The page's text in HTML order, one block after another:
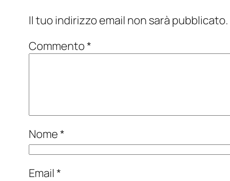
Il tuo indirizzo email non sarà pubblicato.
Commento*
Nome*
Email *